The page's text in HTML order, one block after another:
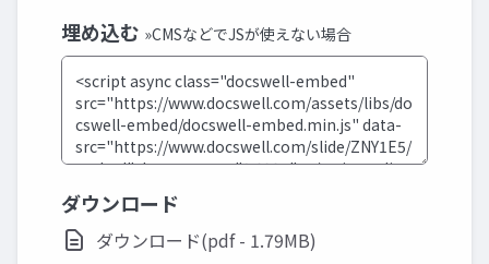
埋め込む »CMSなどでJSが使えない場合
ダウンロード
ダウンロード(pdf - 1.79MB)